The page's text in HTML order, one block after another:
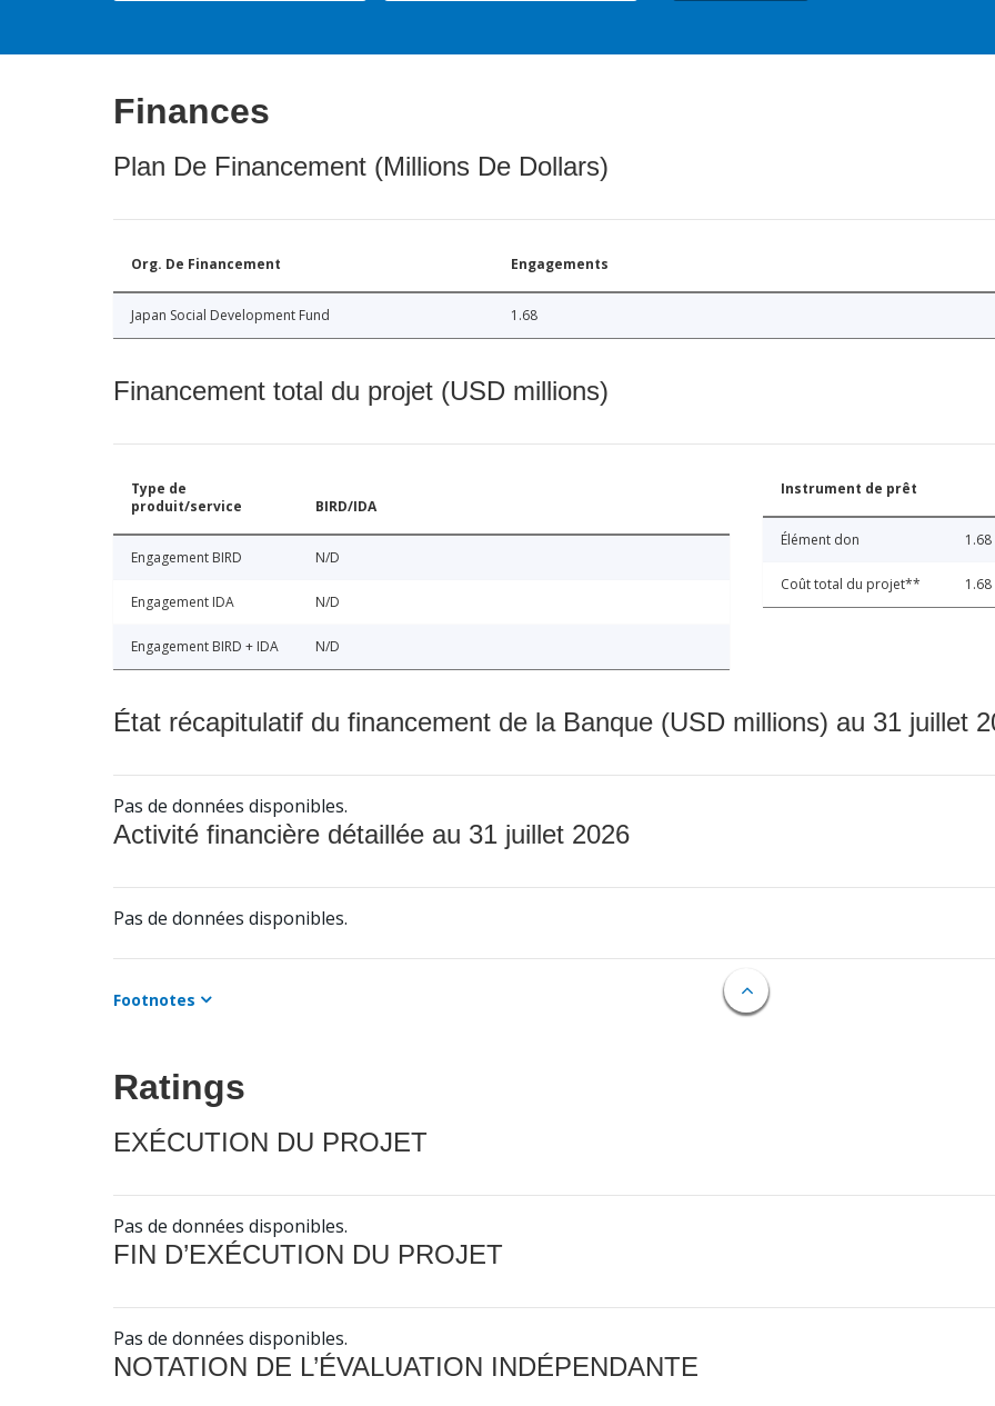
Finances
Plan De Financement (Millions De Dollars)
Org. De Financement Engagements
Japan Social Development Fund 1.68
Financement total du projet (USD millions)
Type de
produit/service
BIRD/IDA
Engagement BIRD N/D
Engagement IDA N/D
Engagement BIRD + IDA N/D
Instrument de prêt
Élément don 1.68
Coût total du projet** 1.68
État récapitulatif du financement de la Banque (USD millions) au 31 juillet
Pas de données disponibles.
Activité financière détaillée au 31 juillet 2026
Pas de données disponibles.
Footnotes
Ratings
EXÉCUTION DU PROJET
Pas de données disponibles.
FIN D’EXÉCUTION DU PROJET
Pas de données disponibles.
NOTATION DE L’ÉVALUATION INDÉPENDANTE